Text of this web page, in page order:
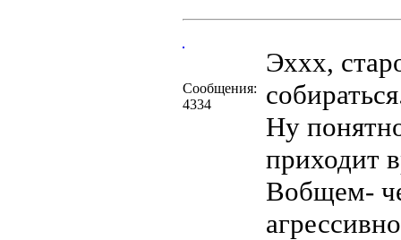
Сообщения:
4334
Эххх,
Ну
приходит
Вобщем-